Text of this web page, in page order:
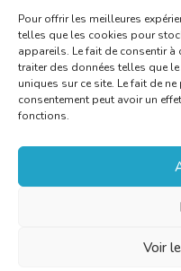
Pour offrir les meilleures
telles que les cookies pour
appareils. Le fait de consentir
traiter des données telles que
uniques sur ce site. Le fait de
consentement peut avoir un
fonctions.
Voir